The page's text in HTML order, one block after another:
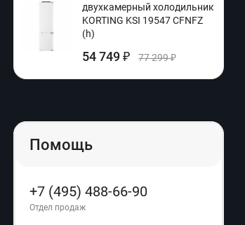
Электромясорубка Proliss PRO-3544 (q)
двухкамерный холодильник
KORTING KSI 19547 CFNFZ
(h)
54 749₽ 77 299₽
Помощь
+7 (495) 488-66-90
Отдел продаж